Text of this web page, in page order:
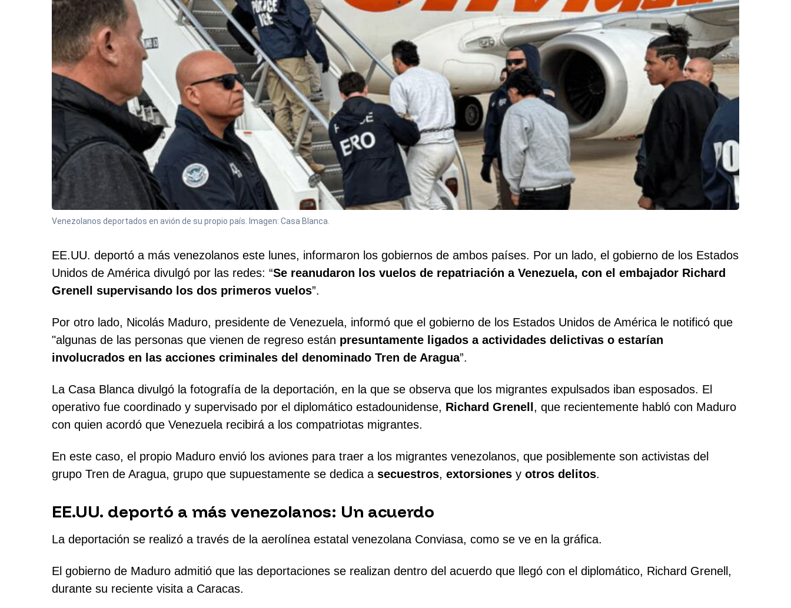
Venezolanos deportados en avión de su propio país. Imagen: Casa Blanca.
EE.UU. deportó a más venezolanos este lunes, informaron los gobiernos de ambos países. Por un lado, el gobierno de los Estados
Unidos de América divulgó por las redes: “Se reanudaron los vuelos de repatriación a Venezuela, con el embajador Richard
Grenell supervisando los dos primeros vuelos”.
Por otro lado, Nicolás Maduro, presidente de Venezuela, informó que el gobierno de los Estados Unidos de América le notificó que
"algunas de las personas que vienen de regreso están presuntamente ligados a actividades delictivas o estarían
involucrados en las acciones criminales del denominado Tren de Aragua”.
La Casa Blanca divulgó la fotografía de la deportación, en la que se observa que los migrantes expulsados iban esposados. El
operativo fue coordinado y supervisado por el diplomático estadounidense, Richard Grenell , que recientemente habló con Maduro
con quien acordó que Venezuela recibirá a los compatriotas migrantes.
En este caso, el propio Maduro envió los aviones para traer a los migrantes venezolanos, que posiblemente son activistas del
grupo Tren de Aragua, grupo que supuestamente se dedica a secuestros, extorsiones y otros delitos.
EE.UU. deportó a más venezolanos: Un acuerdo
La deportación se realizó a través de la aerolínea estatal venezolana Conviasa, como se ve en la gráfica.
El gobierno de Maduro admitió que las deportaciones se realizan dentro del acuerdo que llegó con el diplomático, Richard Grenell,
durante su reciente visita a Caracas.